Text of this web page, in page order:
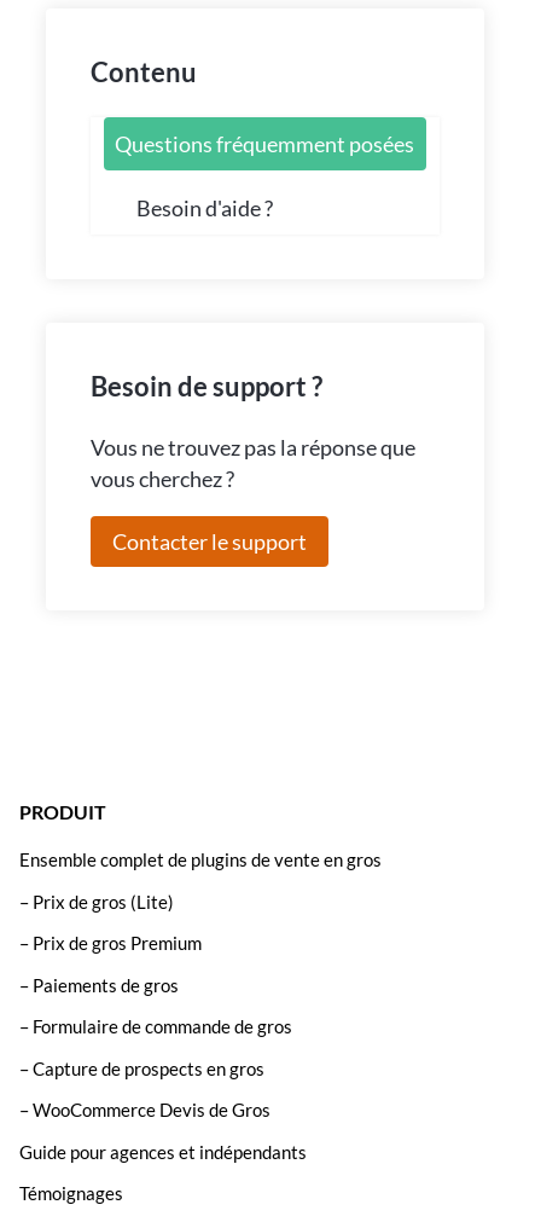
Contenu
Questions fréquemment posées
Besoin d'aide ?
Besoin de support ?
Vous ne trouvez pas la réponse que
vous cherchez ?
Contacter le support
PRODUIT
Ensemble complet de plugins de vente en gros
– Prix de gros (Lite)
– Prix de gros Premium
– Paiements de gros
– Formulaire de commande de gros
– Capture de prospects en gros
– WooCommerce Devis de Gros
Guide pour agences et indépendants
Témoignages